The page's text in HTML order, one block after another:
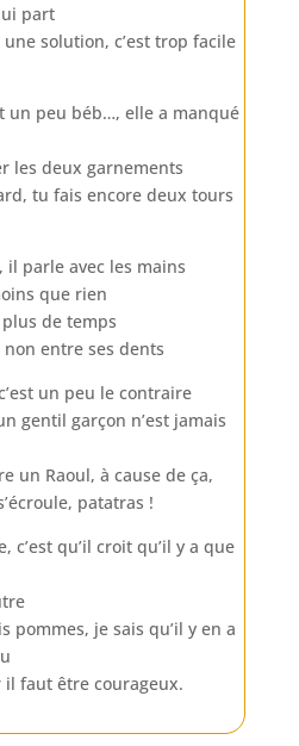
part
solution, c’est trop facile
un peu béb…, elle a manqué
les deux garnements
tu fais encore deux tours
il parle avec les mains
que rien
de temps
entre ses dents
un peu le contraire
gentil garçon n’est jamais
un Raoul, à cause de ça,
patatras !
c’est qu’il croit qu’il y a que
pommes, je sais qu’il y en a
il faut être courageux.